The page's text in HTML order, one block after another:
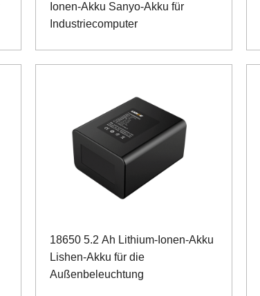
Ionen-Akku Sanyo-Akku für
Industriecomputer
18650 5.2 Ah Lithium-Ionen-Akku
Lishen-Akku für die
Außenbeleuchtung